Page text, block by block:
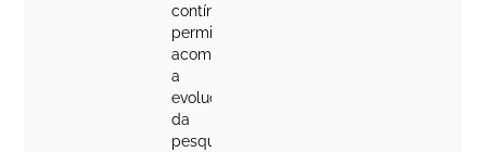
contínua
permite
acompanhar
a
evolução
da
pesquisa